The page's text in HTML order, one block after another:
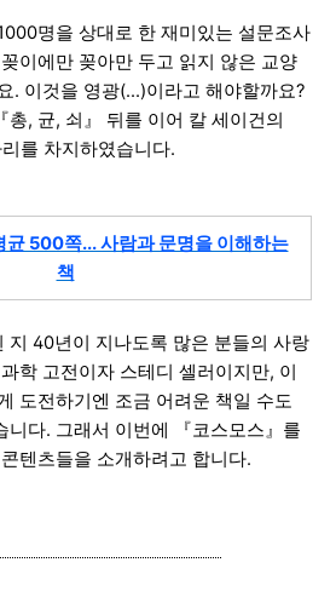
명을 상대로 한 재미있는 설문조사
이에만 꽂아만 두고 읽지 않은 교양
. 이것을 영광(...)이라고 해야할까요?
총, 균, 쇠』 뒤를 이어 칼 세이건의
를 차지하였습니다.
균 500쪽... 사람과 문명을 이해하는
책
지 40년이 지나도록 많은 분들의 사랑
학 고전이자 스테디 셀러이지만, 이
도전하기엔 조금 어려운 책일 수도
니다. 그래서 이번에
『코스모스』를
콘텐츠들을 소개하려고 합니다.